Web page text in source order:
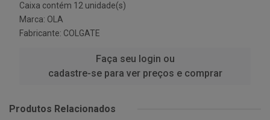
Caixa contém 12 unidade(s)
Marca: OLA
Fabricante: COLGATE
Faça seu login ou
cadastre-se para ver preços e comprar
Produtos Relacionados